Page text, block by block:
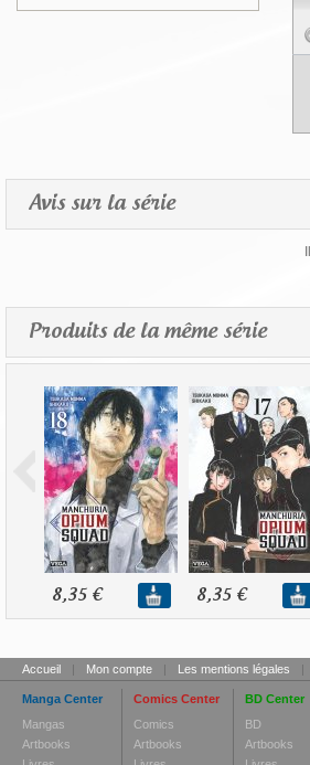
Avis sur la série
Produits de la même série
8,35 € 8,35 €
Accueil | Mon compte | Les mentions légales |
Manga Center
Mangas
Artbooks
Comics Center
Comics
Artbooks
BD Center
BD
Artbooks